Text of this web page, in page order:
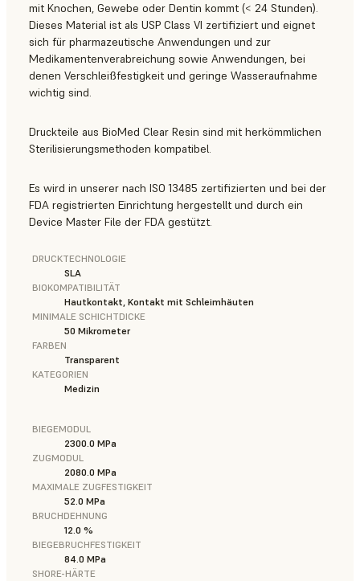
mit Knochen, Gewebe oder Dentin kommt (< 24 Stunden).
Dieses Material ist als USP Class VI zertifiziert und eignet
sich für pharmazeutische Anwendungen und zur
Medikamentenverabreichung sowie Anwendungen, bei
denen Verschleißfestigkeit und geringe Wasseraufnahme
wichtig sind.
Druckteile aus BioMed Clear Resin sind mit herkömmlichen
Sterilisierungsmethoden kompatibel.
Es wird in unserer nach ISO 13485 zertifizierten und bei der
FDA registrierten Einrichtung hergestellt und durch ein
Device Master File der FDA gestützt.
DRUCKTECHNOLOGIE
SLA
BIOKOMPATIBILITÄT
Hautkontakt, Kontakt mit Schleimhäuten
MINIMALE SCHICHTDICKE
50 Mikrometer
FARBEN
Transparent
KATEGORIEN
Medizin
BIEGEMODUL
2300.0 MPa
ZUGMODUL
2080.0 MPa
MAXIMALE ZUGFESTIGKEIT
52.0 MPa
BRUCHDEHNUNG
12.0 %
BIEGEBRUCHFESTIGKEIT
84.0 MPa
SHORE-HÄRTE